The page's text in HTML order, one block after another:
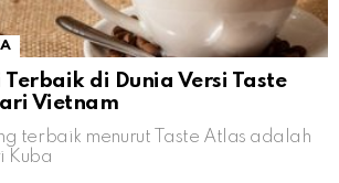
di Dunia Versi Taste
Vietnam
terbaik menurut Taste Atlas adalah
Kuba